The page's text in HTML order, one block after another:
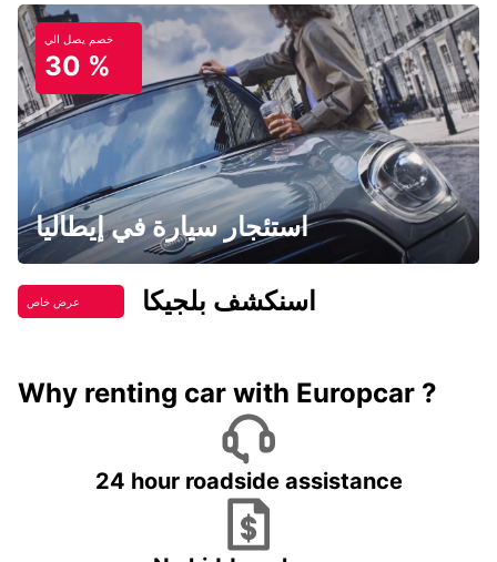
خصم يصل الي
30 %
استئجار سيارة في إيطاليا
عرض خاص اسنكشف بلجيكا
Why renting car with Europcar ?
24 hour roadside assistance